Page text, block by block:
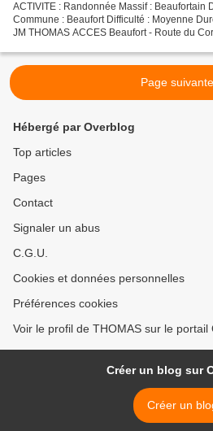
ACTIVITE : Randonnée Massif : Beaufortain
Commune : Beaufort Difficulté : Moyenne
JM THOMAS ACCES Beaufort - Route du
Page
Hébergé par Overblog
Top articles
Pages
Contact
Signaler un abus
C.G.U.
Cookies et données personnelles
Préférences cookies
Voir le profil de THOMAS sur le portail
Créer un blog sur
Créer un